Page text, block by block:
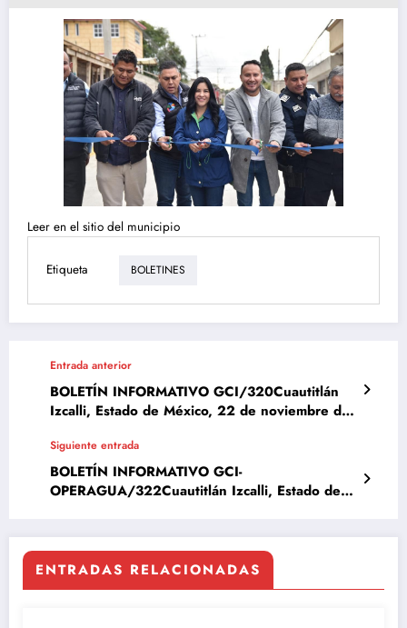
Leer en el sitio del municipio
Etiqueta BOLETINES
Entrada anterior
BOLETÍN INFORMATIVO GCI/320Cuautitlán
Izcalli, Estado de México, 22 de noviembre del
Siguiente entrada
BOLETÍN INFORMATIVO GCI-
OPERAGUA/322Cuautitlán Izcalli, Estado de
ENTRADAS RELACIONADAS